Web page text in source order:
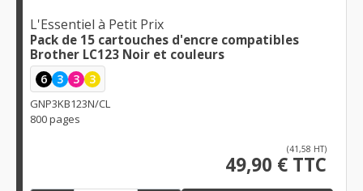
L'Essentiel à Petit Prix
Pack de 15 cartouches d'encre compatibles
Brother LC123 Noir et couleurs
6 3 3 3
GNP3KB123N/CL
800 pages
(41,58 HT)
49,90 € TTC